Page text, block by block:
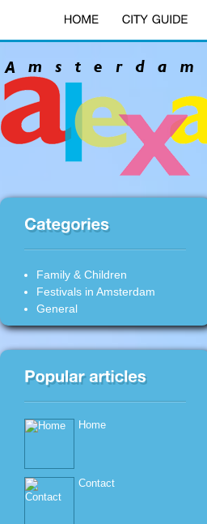
Family & Children
Festivals in Amsterdam
General
Home
Contact